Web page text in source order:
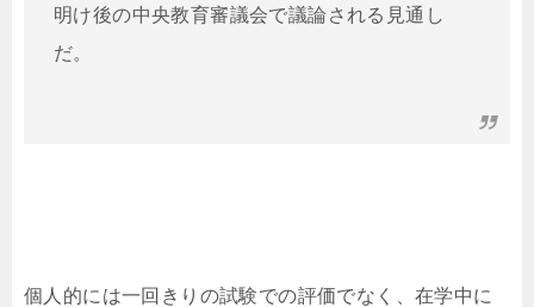
明け後の中央教育審議会で議論される見通し
だ。
個人的には一回きりの試験での評価でなく、在学中に